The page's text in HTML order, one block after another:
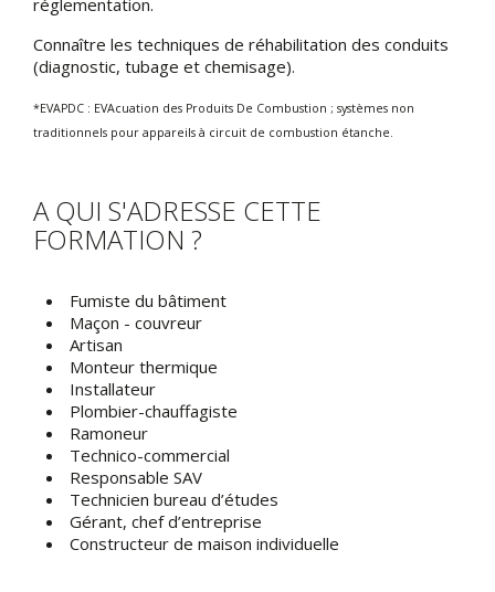
Connaître les techniques de réhabilitation des conduits
(diagnostic, tubage et chemisage).
*EVAPDC : EVAcuation des Produits De Combustion ; systèmes non
traditionnels pour appareils à circuit de combustion étanche.
A QUI S'ADRESSE CETTE
FORMATION ?
Fumiste du bâtiment
Maçon - couvreur
Artisan
Monteur thermique
Installateur
Plombier-chauffagiste
Ramoneur
Technico-commercial
Responsable SAV
Technicien bureau d’études
Gérant, chef d’entreprise
Constructeur de maison individuelle